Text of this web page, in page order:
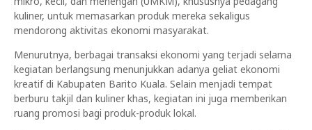
kuliner, untuk memasarkan produk mereka sekaligus
mendorong aktivitas ekonomi masyarakat.
Menurutnya, berbagai transaksi ekonomi yang terjadi selama
kegiatan berlangsung menunjukkan adanya geliat ekonomi
kreatif di Kabupaten Barito Kuala. Selain menjadi tempat
berburu takjil dan kuliner khas, kegiatan ini juga memberikan
ruang promosi bagi produk-produk lokal.